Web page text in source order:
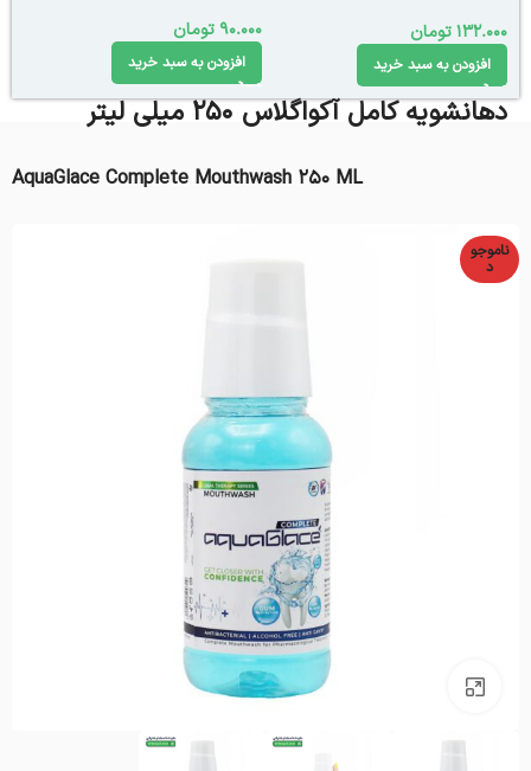
132.000تومان
افزودن به سبد خرید
90.000 تومان
افزودن به سبد خرید
دهانشویه کامل آکواگلاس 250 میلی لیتر
AquaGlace Complete Mouthwash 250 ML
ناموجو
د